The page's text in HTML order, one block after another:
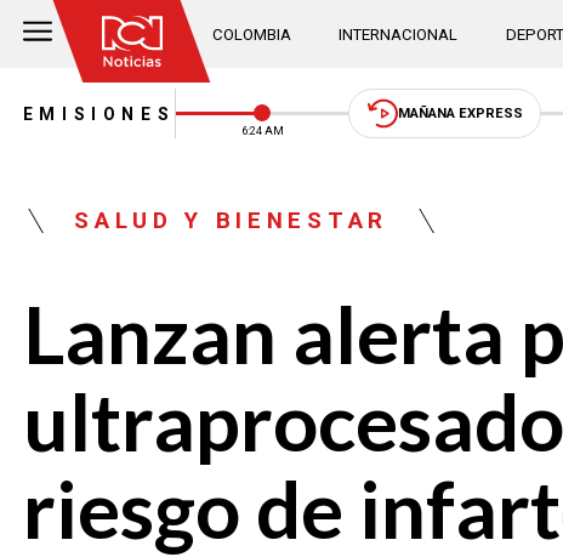
COLOMBIA INTERNACIONAL
EMISIONES
6:24 AM
MAÑANA EXPRESS
SALUD Y BIENESTAR
Lanzan alerta
riesgo de